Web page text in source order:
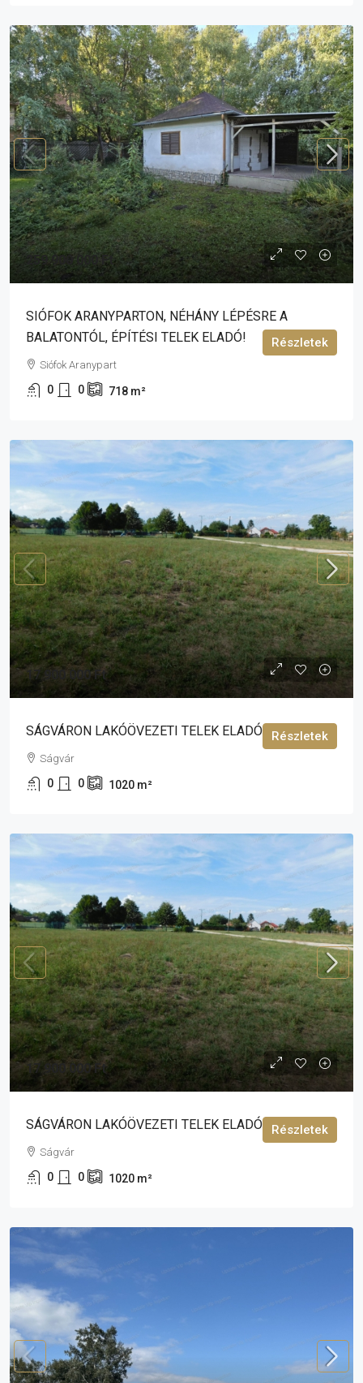
259 900 000 Ft
SIÓFOK ARANYPARTON, NÉHÁNY LÉPÉSRE A
BALATONTÓL, ÉPÍTÉSI TELEK ELADÓ!
Siófok Aranypart
0 0 718 m²
Részletek
17 900 000 Ft
SÁGVÁRON LAKÓÖVEZETI TELEK ELADÓ!
Ságvár
0 0 1020 m²
Részletek
17 900 000 Ft
SÁGVÁRON LAKÓÖVEZETI TELEK ELADÓ!
Ságvár
0 0 1020 m²
Részletek